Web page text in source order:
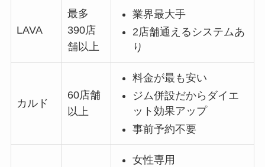
LAVA
最多
390店
舗以上
業界最大手
2店舗通えるシステムあ
り
カルド
60店舗
以上
料金が最も安い
ジム併設だからダイエ
ット効果アップ
事前予約不要
女性専用